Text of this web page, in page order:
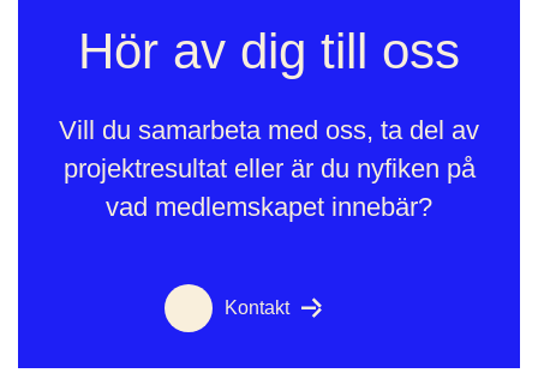
Hör av dig till oss
Vill du samarbeta med oss, ta del av
projektresultat eller är du nyfiken på
vad medlemskapet innebär?
Kontakt